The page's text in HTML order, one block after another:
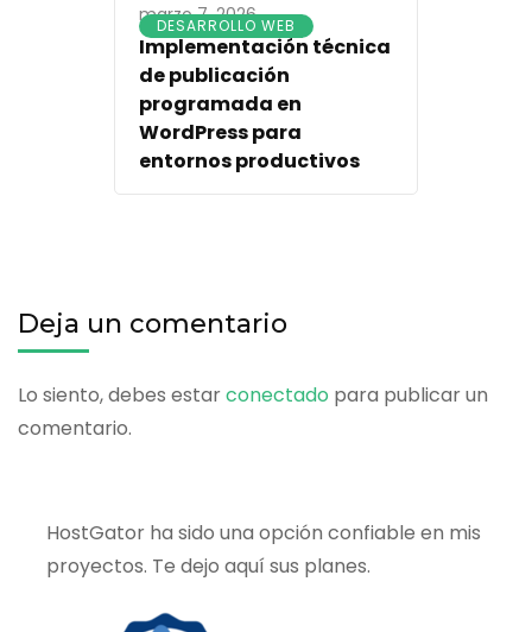
DESARROLLO WEB
marzo 7, 2026
Implementación técnica
de publicación
programada en
WordPress para
entornos productivos
Deja un comentario
Lo siento, debes estarconectado para publicar un
comentario.
HostGator ha sido una opción confiable en mis
proyectos. Te dejo aquí sus planes.